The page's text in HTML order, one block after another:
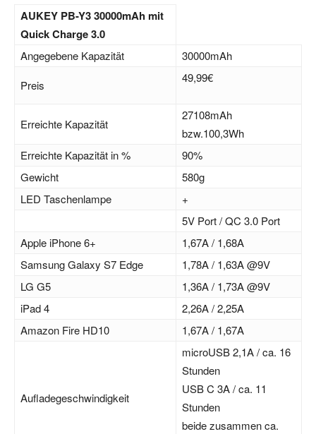
AUKEY PB-Y3 30000mAh mit
Quick Charge 3.0
Angegebene Kapazität
30000mAh
Preis
49,99€
Erreichte Kapazität
27108mAh
bzw.100,3Wh
Erreichte Kapazität in %
90%
Gewicht
580g
LED Taschenlampe
+
5V Port / QC 3.0 Port
Apple iPhone 6+
1,67A / 1,68A
Samsung Galaxy S7 Edge
1,78A / 1,63A @9V
LG G5
1,36A / 1,73A @9V
iPad 4
2,26A / 2,25A
Amazon Fire HD10
1,67A / 1,67A
Aufladegeschwindigkeit
microUSB 2,1A / ca. 16
Stunden
USB C 3A / ca. 11
Stunden
beide zusammen ca.